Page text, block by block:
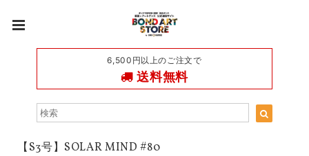
6,500円以上のご注文で
送料無料
【S3号】SOLAR MIND #80